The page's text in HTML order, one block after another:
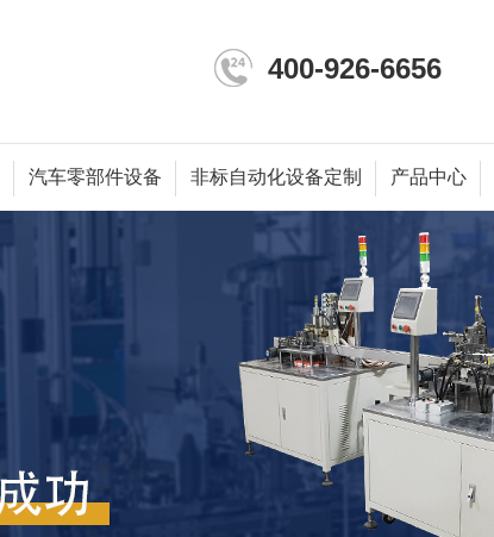
400-926-6656
汽车零部件设备 非标自动化设备定制 产品中心